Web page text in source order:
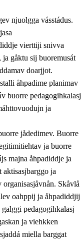
njuolgga vásstádus.
vierttiji snivva
ja gåktu sij buoremusát
doarjjot.
åhpadime planimav
buorre pedagogihkalasj
ja
jådedimev. Buorre
ja buorre
majna åhpadiddje ja
ja
Skåvlå
oahppij ja åhpadiddjij
pedagogihkalasj
ja viehkken
miella barggat